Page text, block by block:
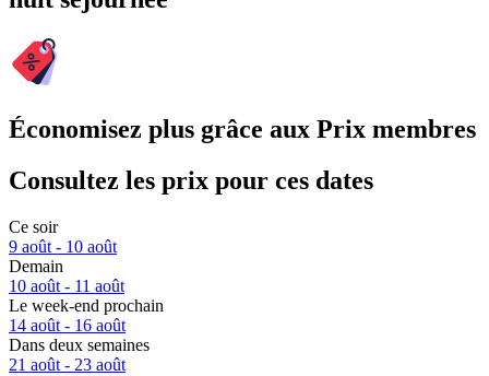
Économisez plus grâce aux Prix membres
Consultez les prix pour ces dates
Ce soir
9 août - 10 août
Demain
10 août - 11 août
Le week-end prochain
14 août - 16 août
Dans deux semaines
21 août - 23 août